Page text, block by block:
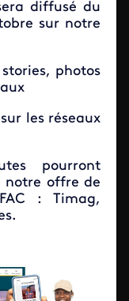
diffusé du
sur notre
photos
les réseaux
pourront
notre offre de
: Timag,